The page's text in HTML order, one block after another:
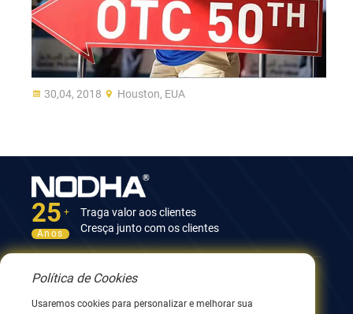
30,04, 2018 Houston, EUA
25 +
Anos
Traga valor aos clientes
Cresça junto com os clientes
Contate-nos
Política de Cookies
Usaremos cookies para personalizar e melhorar sua